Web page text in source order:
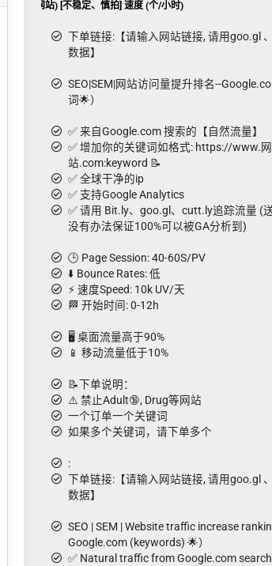
Google SEO 访问量(20s 留存网站) [不稳定、慎拍] 速度 (个/小时)
下单链接:【请输入网站链接, 请用goo.gl
数据】
SEO|SEM|网站访问量提升排名--
词🌟）
✅ 来自Google.com 搜索的【自然流量】
✅ 增加你的关键词如格式: https://www.网
站.com:keyword 📝
✅ 全球干净的ip
✅ 支持Google Analytics
✅ 请用 Bit.ly、goo.gl、cutt.ly追踪流量 (
没有办法保证100%可以被GA分析到)
🕒 Page Session: 40-60S/PV
⬇️ Bounce Rates: 低
⚡️ 速度Speed: 10k UV/天
🏁 开始时间: 0-12h
🖥️ 桌面流量高于90%
📱 移动流量低于10%
📝下单说明：
⚠️ 禁止Adult🔞, Drug等网站
一个订单一个关键词
如果多个关键词，请下单多个
:
下单链接:【请输入网站链接, 请用goo.gl
数据】
SEO | SEM | Website traffic increase
Google.com (keywords) 🌟）
✅ Natural traffic from Google.com search